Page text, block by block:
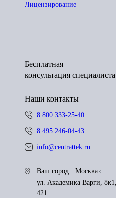
Лицензирование
Бесплатная
консультация специалиста
Наши контакты
8 800 333-25-40
8 495 246-04-43
info@centrattek.ru
Ваш город:
Москва
ул. Академика Варги,
421